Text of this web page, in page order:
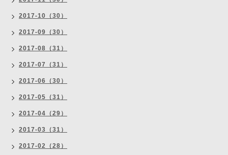
2017-10（30）
2017-09（30）
2017-08（31）
2017-07（31）
2017-06（30）
2017-05（31）
2017-04（29）
2017-03（31）
2017-02（28）